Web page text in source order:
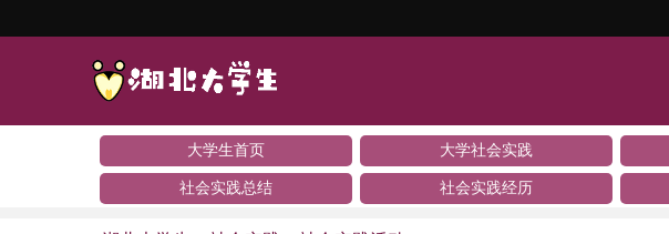
大学生首页 大学社会实践
社会实践总结 社会实践经历